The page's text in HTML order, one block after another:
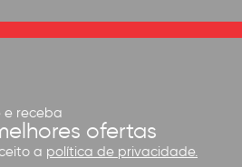
receba
ofertas
a política de privacidade.